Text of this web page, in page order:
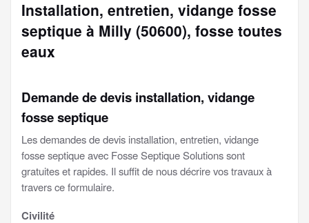
Installation, entretien, vidange fosse
septique à Milly (50600), fosse toutes
eaux
Demande de devis installation, vidange
fosse septique
Les demandes de devis installation, entretien, vidange
fosse septique avec Fosse Septique Solutions sont
gratuites et rapides. Il suffit de nous décrire vos travaux à
travers ce formulaire.
Civilité